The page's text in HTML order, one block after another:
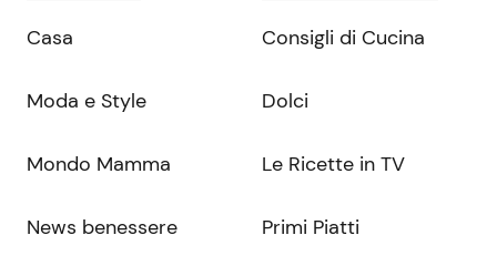
Casa
Moda e Style
Mondo Mamma
News benessere
Consigli di Cucina
Dolci
Le Ricette in TV
Primi Piatti